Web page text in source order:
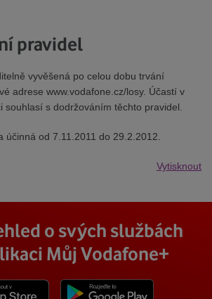
pravidel
vyvěšená po celou dobu trvání
adrese www.vodafone.cz/losy. Účastí v
souhlasí s dodržováním těchto pravidel.
účinná od 7.11.2011 do 29.2.2012.
Vytisknout
o svých službách
Můj Vodafone+